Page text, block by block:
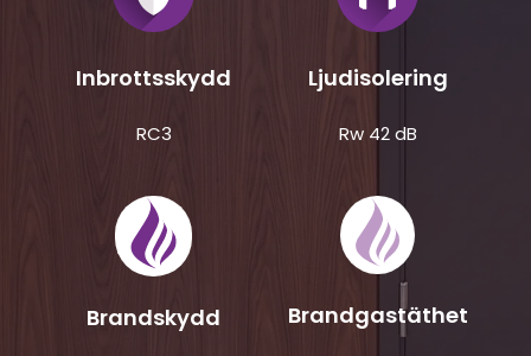
Inbrottsskydd
RC3
Ljudisolering
Rw 42 dB
Brandskydd Brandgastäthet